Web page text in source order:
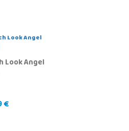
Look Angel
€